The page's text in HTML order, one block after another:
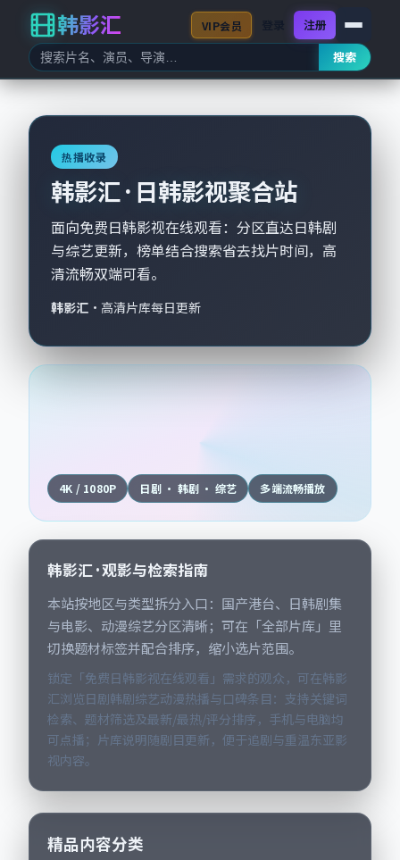
韩影汇
搜索
VIP会员 注册
热播收录
韩影汇 · 日韩影视聚合站
面向免费日韩影视在线观看：分区直达日韩剧
与综艺更新，榜单结合搜索省去找片时间，高
清流畅双端可看。
韩影汇 · 高清片库每日更新
4K / 1080P 日剧 · 韩剧 · 综艺 多端流畅播放
韩影汇 · 观影与检索指南
本站按地区与类型拆分入口：国产港台、日韩剧集
与电影、动漫综艺分区清晰；可在「全部片库」里
切换题材标签并配合排序，缩小选片范围。
锁定「免费日韩影视在线观看」需求的观众，可在韩影
汇浏览日剧韩剧综艺动漫热播与口碑条目：支持关键词
检索、题材筛选及最新/最热/评分排序，手机与电脑均
可点播；片库说明随剧目更新，便于追剧与重温东亚影
视内容。
精品内容分类